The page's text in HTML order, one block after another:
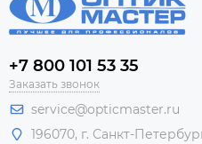
+7 800 101 53 35
Заказать звонок
service@opticmaster.ru
196070, г. Санкт-